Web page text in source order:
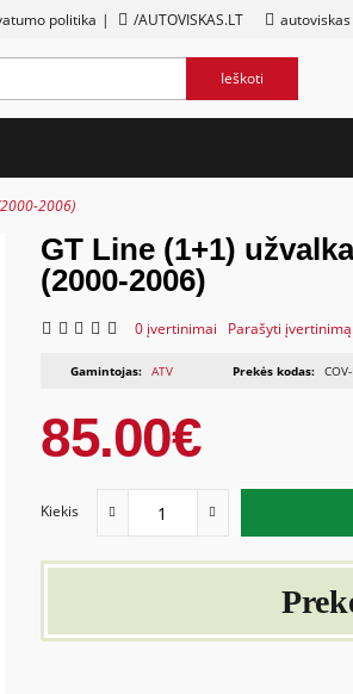
politika | /AUTOVISKAS.LT autoviskas
Ieškoti
2006)
GT Line (1+1)
(2000-2006)
0 įvertinimai Parašyti įvertinimą
Gamintojas: ATV Prekės kodas:
85.00€
Kiekis